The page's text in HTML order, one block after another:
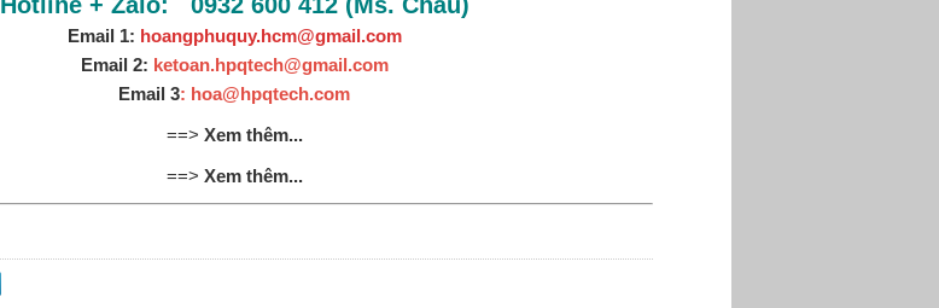
Email 1: hoangphuquy.hcm@gmail.com
Email 2: ketoan.hpqtech@gmail.com
Email 3: hoa@hpqtech.com
==> Xem thêm...
==> Xem thêm...